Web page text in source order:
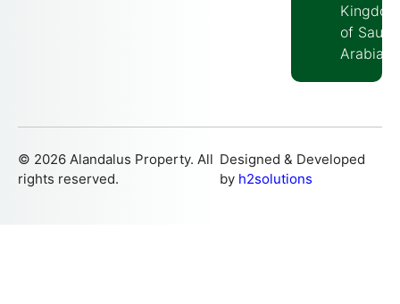
Kingdom
of Saudi
Arabia
© 2026 Alandalus Property. All
rights reserved.
Designed & Developed
by h2solutions